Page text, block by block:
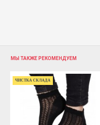
МЫ ТАКЖЕ РЕКОМЕНДУЕМ
ЧИСТКА СКЛАДА